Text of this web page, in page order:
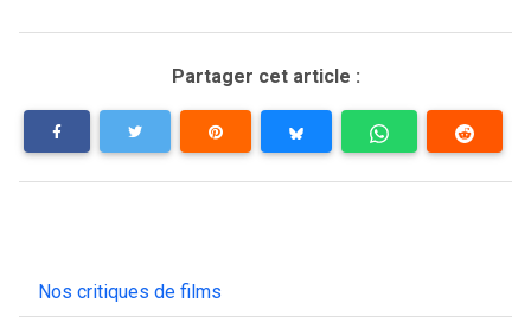
Partager cet article :
Nos critiques de films